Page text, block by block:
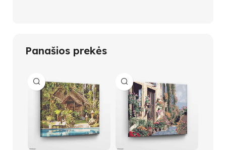
Panašios prekės